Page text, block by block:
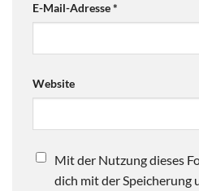
E-Mail-Adresse*
Website
Mit der Nutzung dieses
dich mit der Speicherung